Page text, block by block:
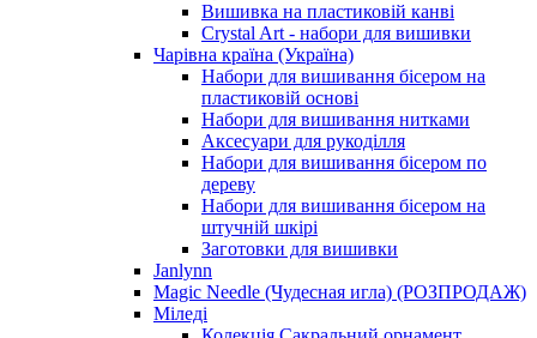
Вишивка на пластиковій канві
Crystal Art - набори для вишивки
Чарівна країна (Україна)
Набори для вишивання бісером на
пластиковій основі
Набори для вишивання нитками
Аксесуари для рукоділля
Набори для вишивання бісером по
дереву
Набори для вишивання бісером на
штучній шкірі
Заготовки для вишивки
Janlynn
Magic Needle (Чудесная игла) (РОЗПРОДАЖ)
Міледі